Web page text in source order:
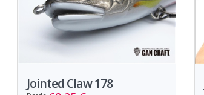
Jointed Claw 178